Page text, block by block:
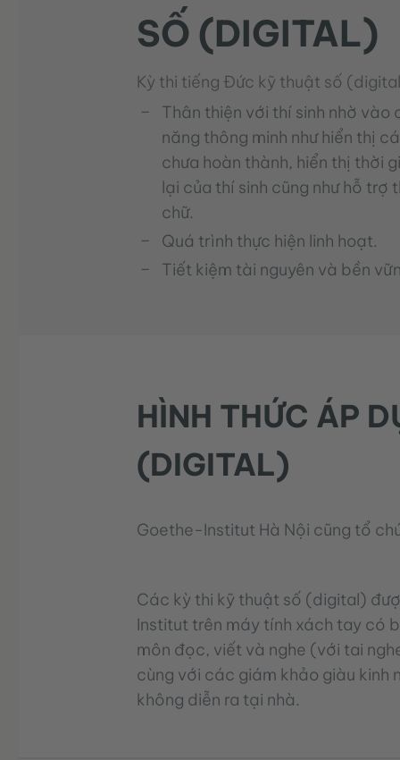
SỐ (DIGITAL)
Kỳ thi tiếng Đức kỹ thuật số
Thân thiện với thí sinh nhờ vào
năng thông minh như hiển thị
chưa hoàn thành, hiển thị thời
lại của thí sinh cũng như hỗ trợ
chữ.
Quá trình thực hiện linh hoạt.
Tiết kiệm tài nguyên và bền
HÌNH THỨC ÁP
(DIGITAL)
Goethe-Institut Hà Nội cũng tổ
Các kỳ thi kỹ thuật số (digital)
Institut trên máy tính xách tay có
môn đọc, viết và nghe (với tai
cùng với các giám khảo giàu kinh
không diễn ra tại nhà.